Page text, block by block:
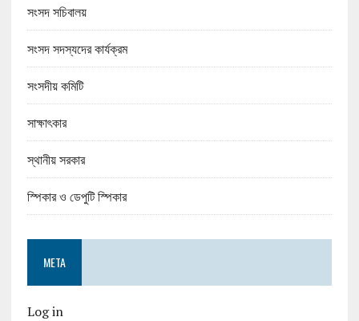
সংসদ সচিবালয়
সংসদ সদস্যদের কার্যক্রম
সংসদীয় কমিটি
সাক্ষাৎকার
স্থানীয় সরকার
স্পিকার ও ডেপুটি স্পিকার
META
Log in